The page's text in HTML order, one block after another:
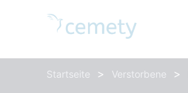
Startseite > Verstorbene >